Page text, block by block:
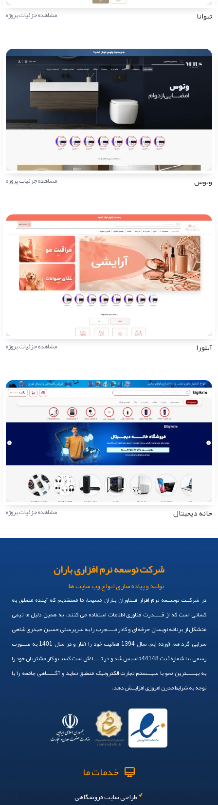
تیوانا مشاهده جزئیات پروژه
وتوس مشاهده جزئیات پروژه
آیلورا مشاهده جزئیات پروژه
خانه دیجیتال مشاهده جزئیات پروژه
شرکت توسعه نرم افزاری باران
تولید و پیاده سازی انواع وب سایت ها
در شرکــت توســعه نرم افزار فــناوران بـاران مسیحا، ما معتقدیم که آینده متعلق به
کسانی است که از قـــــدرت فناوری اطلاعات استفاده می کنند. به همین دلیل ما تیمی
متشکل از برنامه نویسان حرفه ای و کادر مـــــجرب را به سرپرستی حسین حیدری شاهی
سرایی گرد هم آورده ایم. سال 1394 فعالیت خود را آغاز و در سال 1401 به صـــورت
رسمی ، با شماره ثبت 44148 تاسیس شد و در تـــــلاش است کسب و کار مشتریان خود را
به بهــــــترین نحو با سیـــستم تجارت الکترونیک منطبق نماید و آگــــــاهی جامعه را با
توجه به شرایط مدرن امروزی افزایــش دهد.
خدمات ما
طراحی سایت فروشگاهی